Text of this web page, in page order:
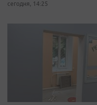
сегодня, 14:25